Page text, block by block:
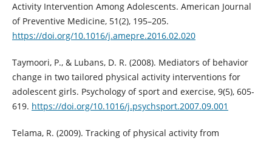
Activity Intervention Among Adolescents. American Journal
of Preventive Medicine, 51(2), 195–205.
https://doi.org/10.1016/j.amepre.2016.02.020
Taymoori, P., & Lubans, D. R. (2008). Mediators of behavior
change in two tailored physical activity interventions for
adolescent girls. Psychology of sport and exercise, 9(5), 605-
619. https://doi.org/10.1016/j.psychsport.2007.09.001
Telama, R. (2009). Tracking of physical activity from